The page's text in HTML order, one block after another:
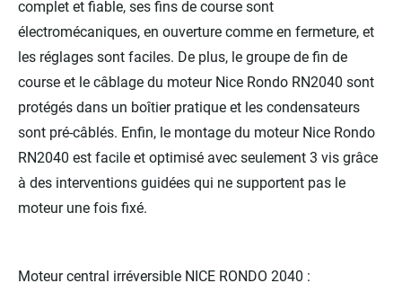
complet et fiable, ses fins de course sont
électromécaniques, en ouverture comme en fermeture, et
les réglages sont faciles. De plus, le groupe de fin de
course et le câblage du moteur Nice Rondo RN2040 sont
protégés dans un boîtier pratique et les condensateurs
sont pré-câblés. Enfin, le montage du moteur Nice Rondo
RN2040 est facile et optimisé avec seulement 3 vis grâce
à des interventions guidées qui ne supportent pas le
moteur une fois fixé.
Moteur central irréversible NICE RONDO 2040 :